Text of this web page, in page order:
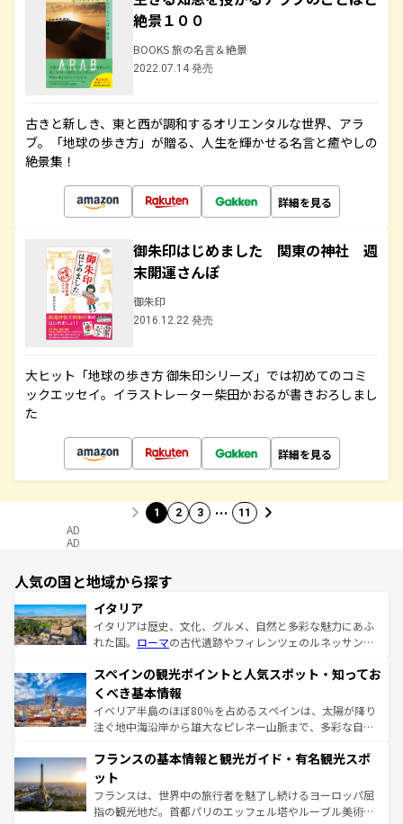
絶景１００
BOOKS 旅の名言＆絶景
2022.07.14 発売
古きと新しき、東と西が調和するオリエンタルな世界、アラ
ブ。「地球の歩き方」が贈る、人生を輝かせる名言と癒やしの
絶景集！
詳細を見る
御朱印はじめました 関東の神社 週
末開運さんぽ
御朱印
2016.12.22 発売
大ヒット「地球の歩き方 御朱印シリーズ」では初めてのコミ
ックエッセイ。イラストレーター柴田かおるが書きおろしまし
た
詳細を見る
1 2 3 … 11
AD
AD
人気の国と地域から探す
イタリア
イタリアは歴史、文化、グルメ、自然と多彩な魅力にあふ
れた国。 ローマの古代遺跡やフィレンツェのルネッサンス
ろん、トスカーナの美しい田園風景やアマルフィ海岸の絶
景など、自然景観も見逃せない。観光の合間には、本場の
ピザやパスタなど、絶品のイタリア料理を堪能することも
できる。朝目覚めてから夜眠るまで、すべての瞬間を楽し
なお、新着のイタリア情報はコンテンツ一覧を参照してほ
しい。
スペインの観光ポイントと人気スポット・知ってお
くべき基本情報
イベリア半島のほぼ80％を占めるスペインは、太陽が降り
注ぐ地中海沿岸から雄大なピレネー山脈まで、多彩な自然
文化が根付くこの国では、情熱的なフラメンコ、熱気あふ
れる闘牛、そして美味しいタパスが生活の一部となってい
る。首都マドリードの洗練された雰囲気や、バルセロナの
アートに溢れた街角から、地方では古代ローマ遺跡や中世
フランスの基本情報と観光ガイド・有名観光スポ
ット
フランスは、世界中の旅行者を魅了し続けるヨーロッパ屈
指の観光地だ。首都パリのエッフェル塔やルーブル美術館